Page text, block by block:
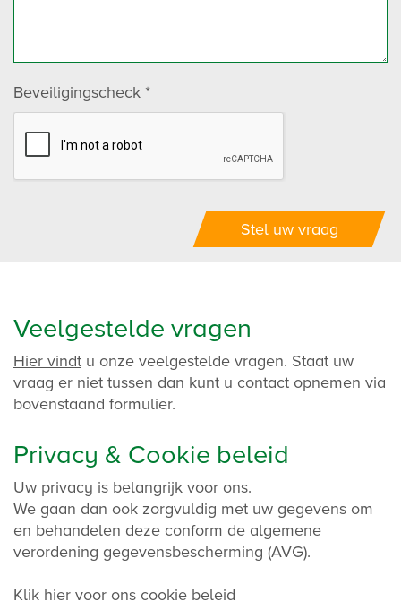
Beveiligingscheck *
Veelgestelde vragen
Hier vindt u onze veelgestelde vragen. Staat uw
vraag er niet tussen dan kunt u contact opnemen via
bovenstaand formulier.
Privacy & Cookie beleid
Uw privacy is belangrijk voor ons.
We gaan dan ook zorgvuldig met uw gegevens om
en behandelen deze conform de algemene
verordening gegevensbescherming (AVG).
Klik hier voor ons cookie beleid